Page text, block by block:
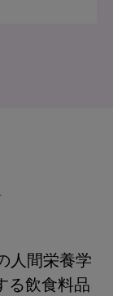
人間栄養学
る飲食料品